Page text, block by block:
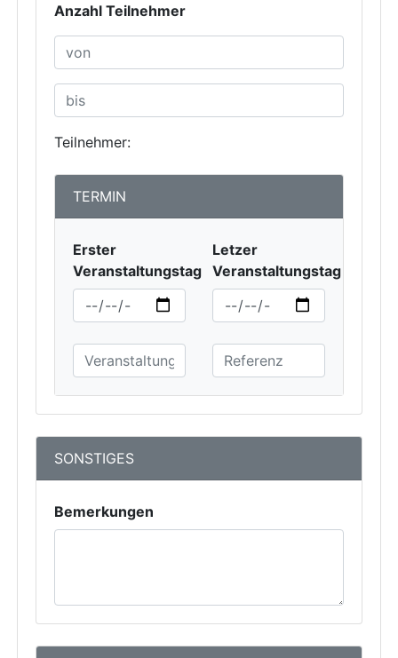
Anzahl Teilnehmer
Teilnehmer:
TERMIN
Erster
Veranstaltungstag
Letzer
Veranstaltungstag
SONSTIGES
Bemerkungen